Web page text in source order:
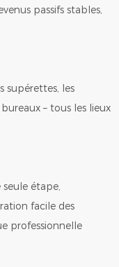
passifs stables,
supérettes, les
– tous les lieux
étape,
facile des
professionnelle